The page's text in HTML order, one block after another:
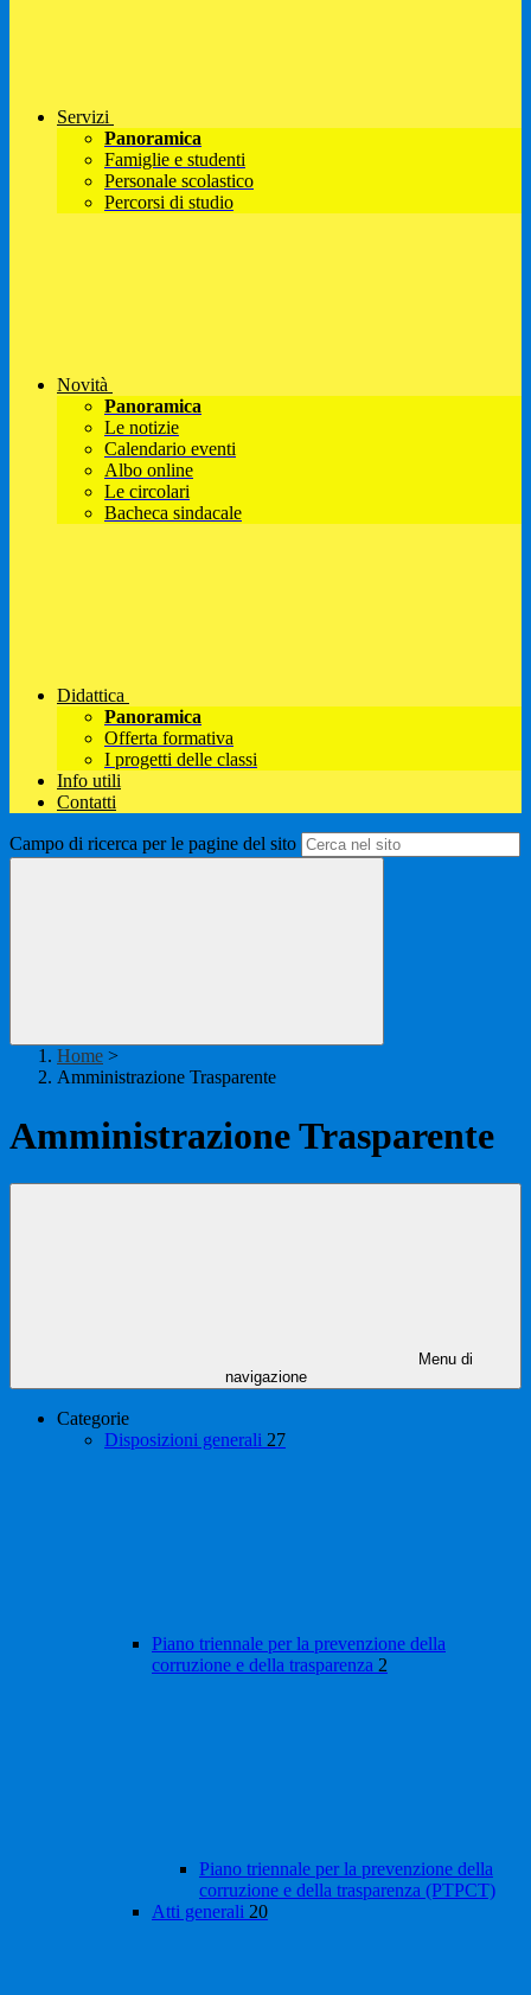
Servizi
Panoramica
Famiglie e studenti
Personale scolastico
Percorsi di studio
Novità
Panoramica
Le notizie
Calendario eventi
Albo online
Le circolari
Bacheca sindacale
Didattica
Panoramica
Offerta formativa
I progetti delle classi
Info utili
Contatti
Campo di ricerca per le pagine del sito
Home >
Amministrazione Trasparente
Amministrazione Trasparente
Menu di
navigazione
Categorie
Disposizioni generali 27
Piano triennale per la prevenzione della
corruzione e della trasparenza 2
Piano triennale per la prevenzione della
corruzione e della trasparenza (PTPCT)
Atti generali 20